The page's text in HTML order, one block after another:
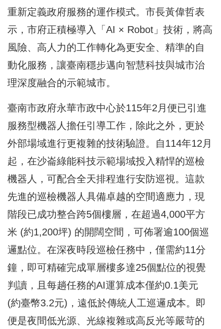
重新定義政府服務的運作模式。市長黃偉哲表
示，市府正積極導入「AI × Robot」技術，將高
風險、高人力的工作轉化為更安全、精準的自
動化服務，讓臺南穩步邁向智慧科技與城市治
理深度融合的示範城市。
臺南市政府永華市政中心於115年2月便已引進
服務型機器人擔任引導工作，除此之外，更於
外部場域進行更複雜的技術驗證。自114年12月
起，在沙崙綠能科技示範場域投入精悍的巡檢
機器人，可配合全天排程進行安防巡視。這款
先進的巡檢機器人具備卓越的空間適應力，現
階段已成功整合跨5個樓層，在超過4,000平方
米 (約1,200坪) 的開闊空間，可佈署逾100個巡
邏點位。在深夜時段巡檢任務中，僅需約11分
鐘，即可精確完成單層樓多達25個點位的視覺
判讀，且每趟任務的AI運算成本僅約0.1美元
(約臺幣3.2元)，遠低於傳統人工巡邏成本。即
便是夜間低光源、光線複雜或高反光等嚴苛的